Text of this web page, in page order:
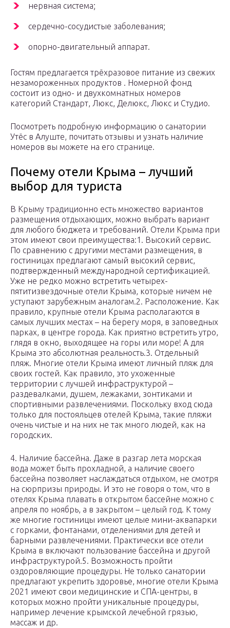
нервная система;
сердечно-сосудистые заболевания;
опорно-двигательный аппарат.
Гостям предлагается трёхразовое питание из свежих
незамороженных продуктов . Номерной фонд
состоит из одно- и двухкомнатных номеров
категорий Стандарт, Люкс, Делюкс, Люкс и Студио.
Посмотреть подробную информацию о санатории
Утёс в Алуште, почитать отзывы и узнать наличие
номеров вы можете на его странице.
Почему отели Крыма – лучший
выбор для туриста
В Крыму традиционно есть множество вариантов
размещения отдыхающих, можно выбрать вариант
для любого бюджета и требований. Отели Крыма при
этом имеют свои преимущества:1. Высокий сервис.
По сравнению с другими местами размещения, в
гостиницах предлагают самый высокий сервис,
подтвержденный международной сертификацией.
Уже не редко можно встретить четырех-
пятитизвездочные отели Крыма, которые ничем не
уступают зарубежным аналогам.2. Расположение. Как
правило, крупные отели Крыма располагаются в
самых лучших местах – на берегу моря, в заповедных
парках, в центре города. Как приятно встретить утро,
глядя в окно, выходящее на горы или море! А для
Крыма это абсолютная реальность.3. Отдельный
пляж. Многие отели Крыма имеют личный пляж для
своих гостей. Как правило, это ухоженные
территории с лучшей инфраструктурой –
раздевалками, душем, лежаками, зонтиками и
спортивными развлечениями. Поскольку вход сюда
только для постояльцев отелей Крыма, такие пляжи
очень чистые и на них не так много людей, как на
городских.
4. Наличие бассейна. Даже в разгар лета морская
вода может быть прохладной, а наличие своего
бассейна позволяет наслаждаться отдыхом, не смотря
на сюрпризы природы. И это не говоря о том, что в
отелях Крыма плавать в открытом бассейне можно с
апреля по ноябрь, а в закрытом – целый год. К тому
же многие гостиницы имеют целые мини-аквапарки
с горками, фонтанами, отделениями для детей и
барными развлечениями. Практически все отели
Крыма в включают пользование бассейна и другой
инфраструктурой.5. Возможность пройти
оздоровляющие процедуры. Не только санатории
предлагают укрепить здоровье, многие отели Крыма
2021 имеют свои медицинские и СПА-центры, в
которых можно пройти уникальные процедуры,
например лечение крымской лечебной грязью,
массаж и др.